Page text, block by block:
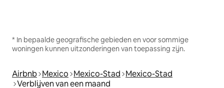
* In bepaalde geografische gebieden en voor sommige
woningen kunnen uitzonderingen van toepassing zijn.
Airbnb Mexico Mexico-Stad Mexico-Stad
Verblijven van een maand